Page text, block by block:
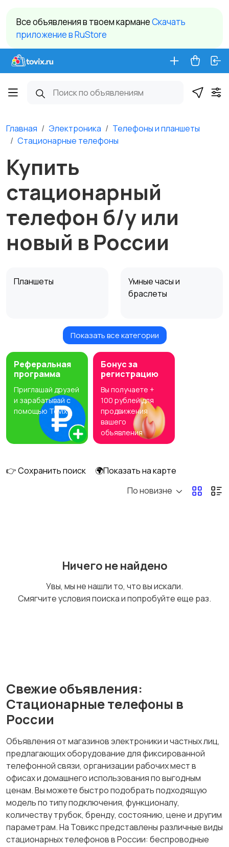
Все объявления в твоем карманеCкачать
приложение в RuStore
Главная Электроника
Телефоны и планшеты
Стационарные телефоны
Купить
стационарный
телефон б/у или
новый в России
Планшеты
Умные часы и
браслеты
Стационарные
телефоны
Мобильные
телефоны405
Аксессуары Чехлы
аккумуляторы
Показать все категории
Реферальная
программа
Приглашай друзей
и зарабатывай с
помощью Tovix
Бонус за
регистрацию
Вы получаете +
100 рублей для
продвижения
вашего
объявления
👉 Сохранить поиск
🌍Показать на карте
По новизне
Ничего не найдено
Увы, мы не нашли то, что вы искали.
Смягчите условия поиска и попробуйте еще раз.
Свежие объявления:
Стационарные телефоны в
России
Объявления от магазинов электроники и частных лиц,
предлагающих оборудование для фиксированной
телефонной связи, организации рабочих мест в
офисах и домашнего использования по выгодным
ценам. Вы можете быстро подобрать подходящую
модель по типу подключения, функционалу,
количеству трубок, бренду, состоянию, цене и другим
параметрам. На Товикс представлены различные виды
стационарных телефонов в России: беспроводные